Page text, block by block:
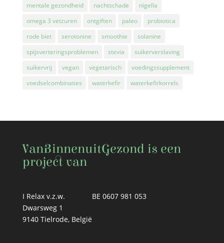
mentale gezondheid
nachtschade
nigella
omega 3 vetzuren
ontgiften paleo
probiotica
rode biet
serotonine smoothie
solanine
spijsverteringsproblemen
stevia
suikerverslaving
suikervrij
vegan vegetarisch
voedingssupplement
voedselcombinaties
waterkefir waterkefirkorrels
VanBinnenuitGezond is een
project van
I Relax v.z.w.
Dwarsweg 1
9140 Tielrode, België
BE 0607 981 053